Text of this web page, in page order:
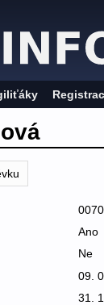
Ano
Ne
09.
31.